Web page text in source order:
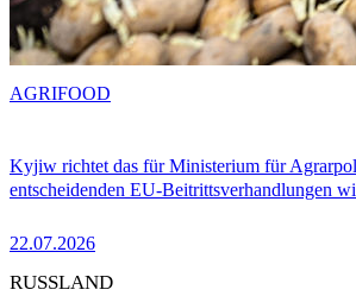
Kyjiw richtet das für Ministerium für
entscheidenden EU-Beitrittsverhandlungen
22.07.2026
AGRIFOOD
RUSSLAND